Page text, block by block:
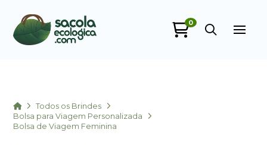
0
HomeTodos os Brindes
Bolsa para Viagem Personalizada
Bolsa de Viagem Feminina